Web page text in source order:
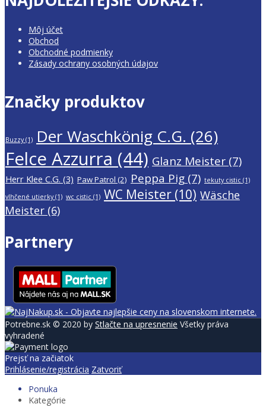
Môj účet
Obchod
Obchodné podmienky
Zásady ochrany osobných údajov
Značky produktov
Buzzy(1) Der Waschkönig C.G. (26)
Felce Azzurra (44) Glanz Meister (7)
Herr Klee C.G. (3) Paw Patrol (2) Peppa Pig (7) tekuty cistic (1)
vlhčené utierky(1) wc cistic (1) WC Meister (10) Wäsche
Meister (6)
Partnery
Potrebne.sk © 2020 by Stlačte na upresnenie Všetky práva
vyhradené
Prejsť na začiatok
Prihlásenie/registrácia Zatvoriť
Ponuka
Kategórie